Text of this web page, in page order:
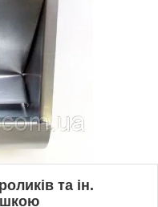
та ін.